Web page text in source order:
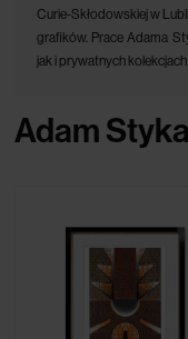
Curie-Skłodowskiej w
grafików. Prace Adama
jak i prywatnych
Adam Styka